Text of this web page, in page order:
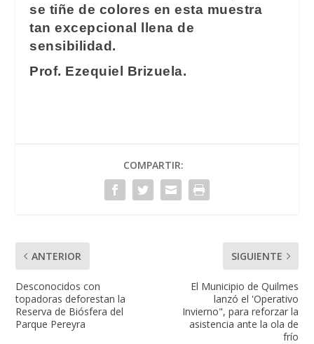
se tiñe de colores en esta muestra
tan excepcional llena de
sensibilidad.
Prof. Ezequiel Brizuela.
COMPARTIR:
ANTERIOR
Desconocidos con
topadoras deforestan la
Reserva de Biósfera del
Parque Pereyra
SIGUIENTE
El Municipio de Quilmes
lanzó el 'Operativo
Invierno", para reforzar la
asistencia ante la ola de
frío